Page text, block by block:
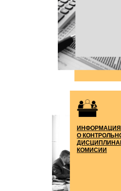
ИНФОРМАЦИЯ
О
КОМИСИИ